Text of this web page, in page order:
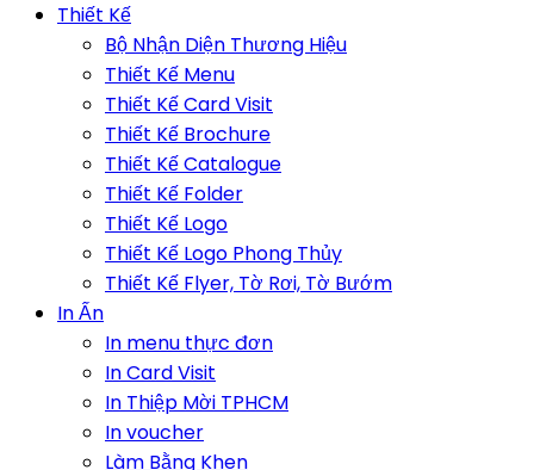
Thiết Kế
Bộ Nhận Diện Thương Hiệu
Thiết Kế Menu
Thiết Kế Card Visit
Thiết Kế Brochure
Thiết Kế Catalogue
Thiết Kế Folder
Thiết Kế Logo
Thiết Kế Logo Phong Thủy
Thiết Kế Flyer, Tờ Rơi, Tờ Bướm
In Ấn
In menu thực đơn
In Card Visit
In Thiệp Mời TPHCM
In voucher
Làm Bằng Khen